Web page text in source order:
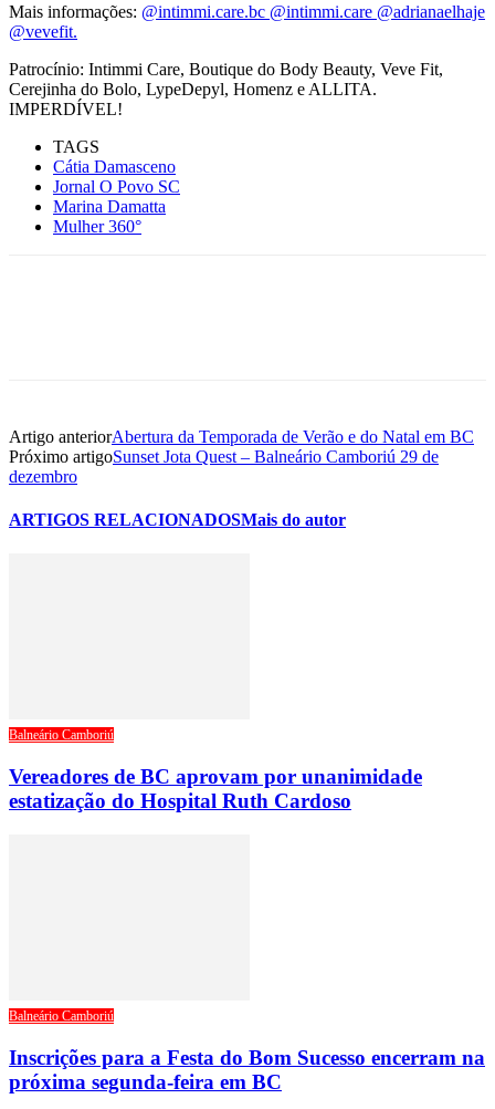
Mais informações: @intimmi.care.bc @intimmi.care @adrianaelhaje
@vevefit.
Patrocínio: Intimmi Care, Boutique do Body Beauty, Veve Fit,
Cerejinha do Bolo, LypeDepyl, Homenz e ALLITA.
IMPERDÍVEL!
TAGS
Cátia Damasceno
Jornal O Povo SC
Marina Damatta
Mulher 360°
Artigo anteriorAbertura da Temporada de Verão e do Natal em BC
Próximo artigoSunset Jota Quest – Balneário Camboriú 29 de
dezembro
ARTIGOS RELACIONADOSMais do autor
Balneário Camboriú
Vereadores de BC aprovam por unanimidade
estatização do Hospital Ruth Cardoso
Balneário Camboriú
Inscrições para a Festa do Bom Sucesso encerram na
próxima segunda-feira em BC